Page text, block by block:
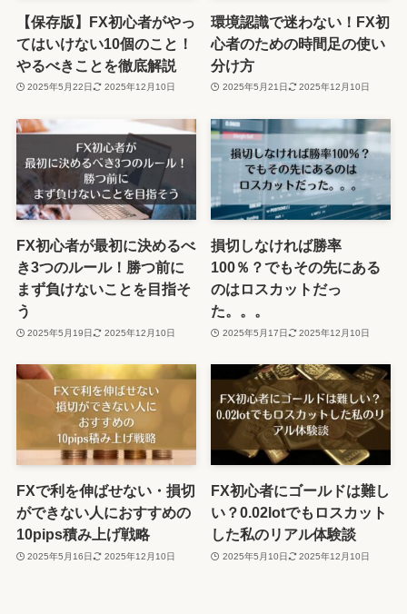
【保存版】FX初心者がやっ
てはいけない10個のこと！
やるべきことを徹底解説
2025年5月22日 2025年12月10日
環境認識で迷わない！FX初
心者のための時間足の使い
分け方
2025年5月21日 2025年12月10日
FX初心者が最初に決めるべ
き3つのルール！勝つ前に
まず負けないことを目指そ
う
2025年5月19日 2025年12月10日
損切しなければ勝率
100％？でもその先にある
のはロスカットだっ
た。。。
2025年5月17日 2025年12月10日
FXで利を伸ばせない・損切
ができない人におすすめの
10pips積み上げ戦略
2025年5月16日 2025年12月10日
FX初心者にゴールドは難し
い？0.02lotでもロスカット
した私のリアル体験談
2025年5月10日 2025年12月10日